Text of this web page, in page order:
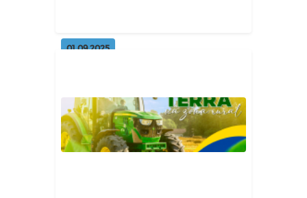
01.09.2025
Programa de Manutenção de
Rebanho